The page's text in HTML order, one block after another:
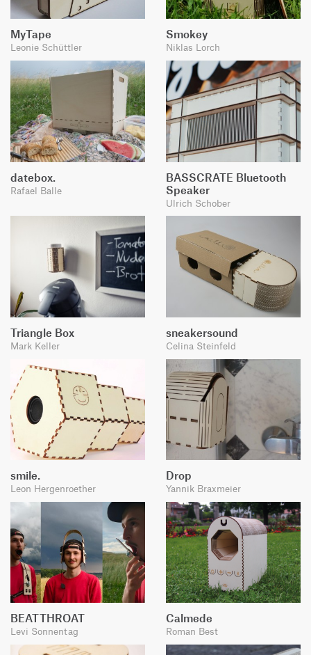
MyTape
Leonie Schüttler
Smokey
Niklas Lorch
datebox.
Rafael Balle
BASSCRATE Bluetooth
Speaker
Ulrich Schober
Triangle Box
Mark Keller
sneakersound
Celina Steinfeld
smile.
Leon Hergenroether
Drop
Yannik Braxmeier
BEATTHROAT
Levi Sonnentag
Calmede
Roman Best